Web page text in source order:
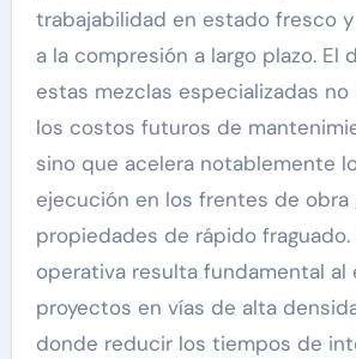
trabajabilidad en estado fresco
a la compresión a largo plazo. El
estas mezclas especializadas no
los costos futuros de
sino que acelera notablemente
ejecución en los frentes de obra
propiedades de rápido
operativa resulta fundamental al
proyectos en vías de alta
donde reducir los tiempos de